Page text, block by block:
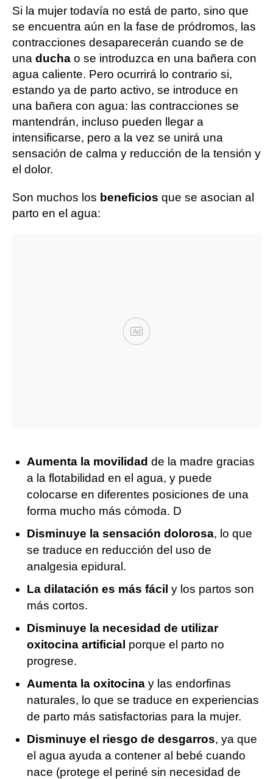
Si la mujer todavía no está de parto, sino que
se encuentra aún en la fase de pródromos, las
contracciones desaparecerán cuando se de
una ducha o se introduzca en una bañera con
agua caliente. Pero ocurrirá lo contrario si,
estando ya de parto activo, se introduce en
una bañera con agua: las contracciones se
mantendrán, incluso pueden llegar a
intensificarse, pero a la vez se unirá una
sensación de calma y reducción de la tensión y
el dolor.
Son muchos los beneficios que se asocian al
parto en el agua:
Ad
Aumenta la movilidad de la madre gracias
a la flotabilidad en el agua, y puede
colocarse en diferentes posiciones de una
forma mucho más cómoda. D
Disminuye la sensación dolorosa, lo que
se traduce en reducción del uso de
analgesia epidural.
La dilatación es más fácily los partos son
más cortos.
Disminuye la necesidad de utilizar
oxitocina artificial porque el parto no
progrese.
Aumenta la oxitocina y las endorfinas
naturales, lo que se traduce en experiencias
de parto más satisfactorias para la mujer.
Disminuye el riesgo de desgarros, ya que
el agua ayuda a contener al bebé cuando
nace (protege el periné sin necesidad de